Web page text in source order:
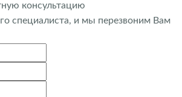
консультацию
специалиста, и мы перезвоним Вам